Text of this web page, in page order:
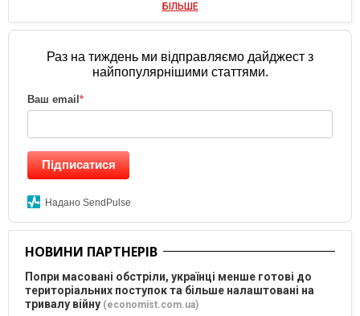
БІЛЬШЕ
Раз на тиждень ми відправляємо дайджест з
найпопулярнішими статтями.
Ваш email*
Підписатися
Надано SendPulse
НОВИНИ ПАРТНЕРІВ
Попри масовані обстріли, українці менше готові до
територіальних поступок та більше налаштовані на
тривалу війну (economist.com.ua)